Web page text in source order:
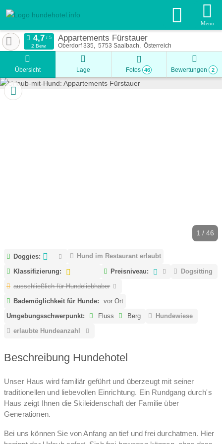
Menu
Appartements Fürstauer
Oberdorf 335 5753 Saalbach Österreich
2 Bew.
Übersicht Lage Fotos 46 Bewertungen 2
1 / 46
Doggies: Hund im Restaurant erlaubt
Klassifizierung: Preisniveau:
Dogsitting
ausschließlich für Hundeliebhaber
Bademöglichkeit für Hunde:
vor Ort
Umgebungsschwerpunkt:
Fluss Berg
Hundewiese
erlaubte Hundeanzahl
Beschreibung Hundehotel
Unser Haus wird familiär geführt und überzeugt mit seiner
traditionellen und liebevollen Einrichtung. Ein Rundgang durch's
Haus zeigt Ihnen die Skileidenschaft der Familie über
Generationen.
Bei uns können Sie von Anfang an tief und frei durchatmen. Hier